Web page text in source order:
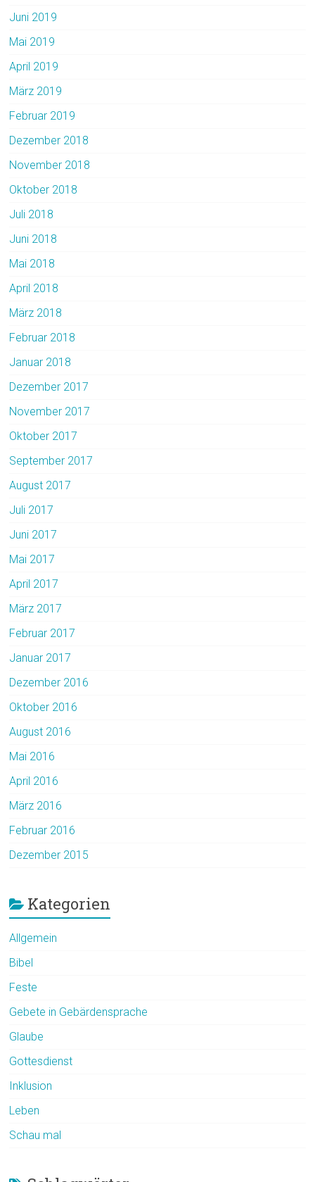
Juni 2019
Mai 2019
April 2019
März 2019
Februar 2019
Dezember 2018
November 2018
Oktober 2018
Juli 2018
Juni 2018
Mai 2018
April 2018
März 2018
Februar 2018
Januar 2018
Dezember 2017
November 2017
Oktober 2017
September 2017
August 2017
Juli 2017
Juni 2017
Mai 2017
April 2017
März 2017
Februar 2017
Januar 2017
Dezember 2016
Oktober 2016
August 2016
Mai 2016
April 2016
März 2016
Februar 2016
Dezember 2015
Kategorien
Allgemein
Bibel
Feste
Gebete in Gebärdensprache
Glaube
Gottesdienst
Inklusion
Leben
Schau mal